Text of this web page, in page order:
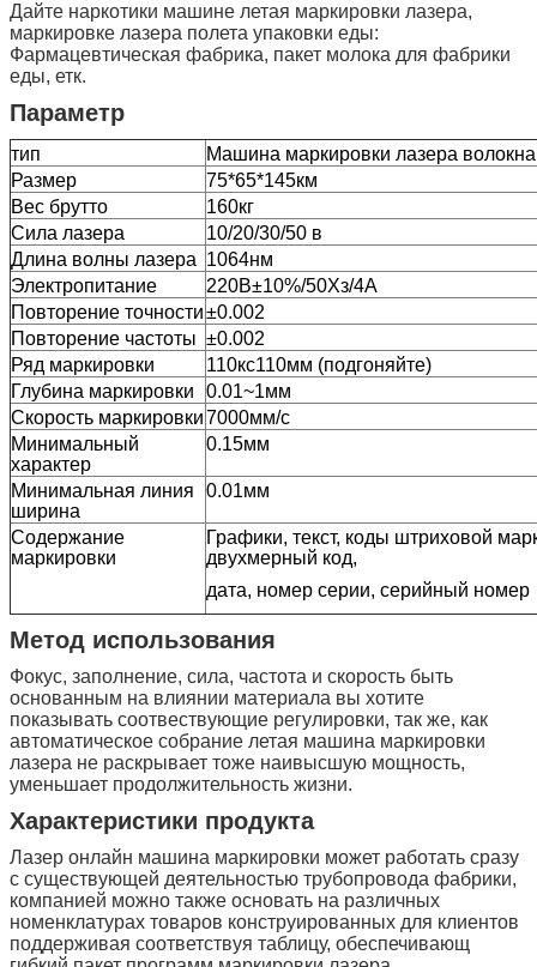
Дайте наркотики машине летая маркировки лазера,
маркировке лазера полета упаковки еды:
Фармацевтическая фабрика, пакет молока для фабрики
еды, етк.
Параметр
тип
Машина маркировки лазера волокна
Размер
75*65*145км
Вес брутто
160кг
Сила лазера
10/20/30/50 в
Длина волны лазера 1064нм
Электропитание
220В±10%/50Хз/4А
Повторение точности±0.002
Повторение частоты ±0.002
Ряд маркировки
110кс110мм (подгоняйте)
Глубина маркировки
0.01~1мм
Скорость маркировки7000мм/с
Минимальный
характер
0.15мм
Минимальная линия
ширина
0.01мм
Содержание
маркировки
Графики, текст, коды штриховой
двухмерный код,
дата, номер серии, серийный номер
Метод использования
Фокус, заполнение, сила, частота и скорость быть
основанным на влиянии материала вы хотите
показывать соотвествующие регулировки, так же, как
автоматическое собрание летая машина маркировки
лазера не раскрывает тоже наивысшую мощность,
уменьшает продолжительность жизни.
Характеристики продукта
Лазер онлайн машина маркировки может работать сразу
с существующей деятельностью трубопровода фабрики,
компанией можно также основать на различных
номенклатурах товаров конструированных для клиентов
поддерживая соответствуя таблицу, обеспечивающ